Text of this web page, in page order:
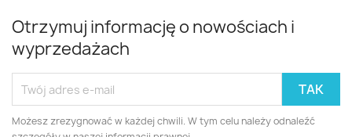
Otrzymuj informację o nowościach i
wyprzedażach
Możesz zrezygnować w każdej chwili. W tym celu należy odnaleźć